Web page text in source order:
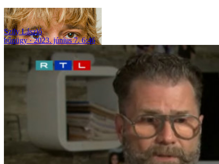
Szily László
bűnügy
2023. június 7. 6:46